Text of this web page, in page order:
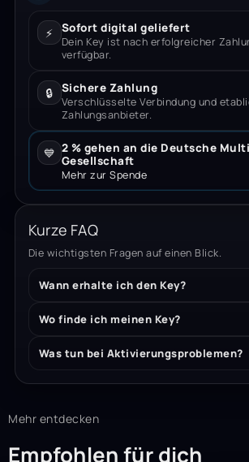
⚡ Sofort digital geliefert
Dein Key ist nach erfolgreicher
verfügbar.
🔒 Sichere Zahlung
Verschlüsselte Verbindung und
Zahlungsanbieter.
💙 2 % gehen an die Deutsche
Gesellschaft
Mehr zur Spende
Kurze FAQ
Die wichtigsten Fragen auf einen Blick.
Wann erhalte ich den Key?
Wo finde ich meinen Key?
Was tun bei Aktivierungsproblemen?
Mehr entdecken
Empfohlen für dich